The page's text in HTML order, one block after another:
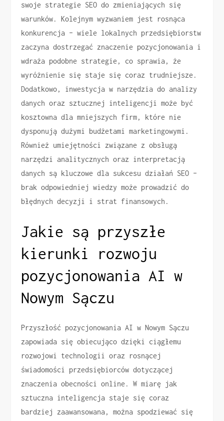
swoje strategie SEO do zmieniających się
warunków. Kolejnym wyzwaniem jest rosnąca
konkurencja – wiele lokalnych przedsiębiorstw
zaczyna dostrzegać znaczenie pozycjonowania i
wdraża podobne strategie, co sprawia, że
wyróżnienie się staje się coraz trudniejsze.
Dodatkowo, inwestycja w narzędzia do analizy
danych oraz sztucznej inteligencji może być
kosztowna dla mniejszych firm, które nie
dysponują dużymi budżetami marketingowymi.
Również umiejętności związane z obsługą
narzędzi analitycznych oraz interpretacją
danych są kluczowe dla sukcesu działań SEO –
brak odpowiedniej wiedzy może prowadzić do
błędnych decyzji i strat finansowych.
Jakie są przyszłe
kierunki rozwoju
pozycjonowania AI w
Nowym Sączu
Przyszłość pozycjonowania AI w Nowym Sączu
zapowiada się obiecująco dzięki ciągłemu
rozwojowi technologii oraz rosnącej
świadomości przedsiębiorców dotyczącej
znaczenia obecności online. W miarę jak
sztuczna inteligencja staje się coraz
bardziej zaawansowana, można spodziewać się